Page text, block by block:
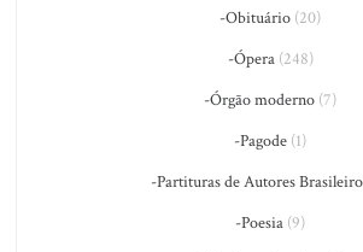
-Obituário (20)
-Ópera(248)
-Órgão moderno (7)
-Pagode (1)
-Partituras de Autores
-Poesia (9)